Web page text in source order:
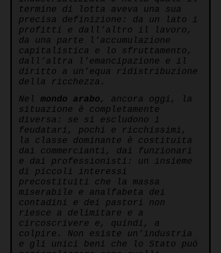
termine di lotta aveva una sua
precisa definizione: da un lato i
profitti e dall’altro il lavoro,
da una parte l’accumulazione
capitalistica e lo sfruttamento,
dall’altra l’emancipazione e il
diritto a un’equa ridistribuzione
della ricchezza.
Nel mondo arabo, ancora oggi, la
situazione è completamente
diversa: se si escludono i
feudatari, pochi e ricchissimi,
la classe dominante è costituita
dai commercianti, dai funzionari
e dai professionisti: un insieme
di piccoli interessi
precostituiti che la massa
miserabile e analfabeta dei
contadini e dei pastori non
riesce a delimitare e a
circoscrivere e, quindi, a
colpire. Non esiste un’industria
e gli unici beni che lo Stato può